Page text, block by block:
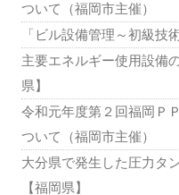
ついて（福岡市主催）
「ビル設備管理～初級技
主要エネルギー使用設備
県】
令和元年度第２回福岡Ｐ
ついて（福岡市主催）
大分県で発生した圧力タ
【福岡県】